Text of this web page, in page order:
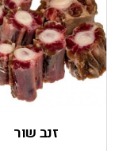
זנב שור